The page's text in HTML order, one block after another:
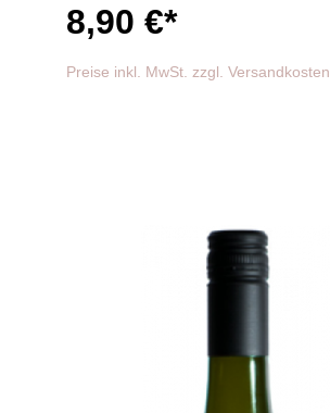
8,90 €*
Preise inkl. MwSt. zzgl. Versandkosten